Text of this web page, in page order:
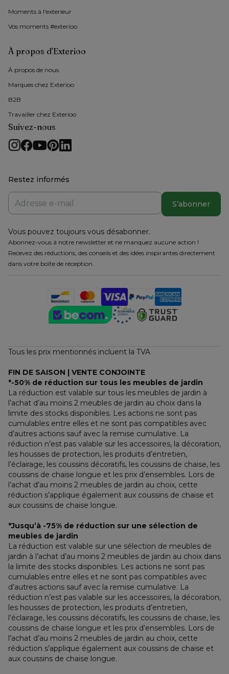
Moments à l'exterieur
Vos moments #exterioo
À propos d'Exterioo
À propos de nous
Marques chez Exterioo
B2B
Travailler chez Exterioo
Suivez-nous
Restez informés
S’abonner
Vous pouvez toujours vous désabonner.
Abonnez-vous à notre newsletter et ne manquez aucune action !
Recevez des réductions, des conseils et des idées inspirantes directement
dans votre boîte de réception.
Tous les prix mentionnés incluent la TVA
FIN DE SAISON | VENTE CONJOINTE
*-50% de réduction sur tous les meubles de jardin
La réduction est valable sur tous les meubles de jardin à
l’achat d’au moins 2 meubles de jardin au choix dans la
limite des stocks disponibles. Les actions ne sont pas
cumulables entre elles et ne sont pas compatibles avec
d’autres actions sauf avec la remise cumulative. La
réduction n’est pas valable sur les accessoires, la décoration,
les housses de protection, les produits d’entretien,
l’éclairage, les coussins décoratifs, les coussins de chaise, les
coussins de chaise longue et les prix d’ensembles. Lors de
l’achat d’au moins 2 meubles de jardin au choix, cette
réduction s’applique également aux coussins de chaise et
aux coussins de chaise longue.
*Jusqu’à -75% de réduction sur une sélection de
meubles de jardin
La réduction est valable sur une sélection de meubles de
jardin à l’achat d’au moins 2 meubles de jardin au choix dans
la limite des stocks disponibles. Les actions ne sont pas
cumulables entre elles et ne sont pas compatibles avec
d’autres actions sauf avec la remise cumulative. La
réduction n’est pas valable sur les accessoires, la décoration,
les housses de protection, les produits d’entretien,
l’éclairage, les coussins décoratifs, les coussins de chaise, les
coussins de chaise longue et les prix d’ensembles. Lors de
l’achat d’au moins 2 meubles de jardin au choix, cette
réduction s’applique également aux coussins de chaise et
aux coussins de chaise longue.